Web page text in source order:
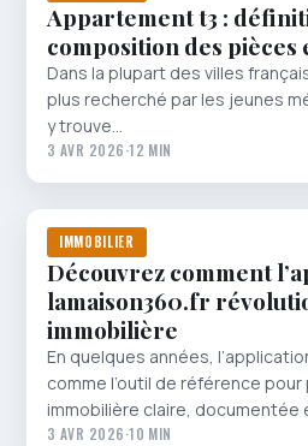
Appartement t3 :
composition des pièces
Dans la plupart des villes
plus recherché par les jeunes
y trouve…
3 AVR 2026·12 MIN
IMMOBILIER
Découvrez comment
lamaison360.fr
immobilière
En quelques années,
comme l’outil de référence
immobilière claire, documentée
3 AVR 2026·10 MIN